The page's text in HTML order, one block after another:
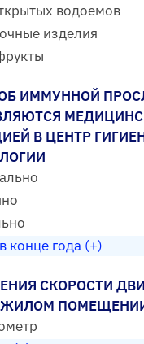
водоемов
изделия
ИММУННОЙ
В ЦЕНТР
конце года (+)
СКОРОСТИ
ЖИЛОМ